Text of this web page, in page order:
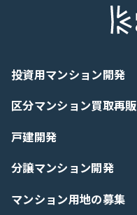
投資用マンション開発
区分マンション買取再販
戸建開発
分譲マンション開発
マンション用地の募集